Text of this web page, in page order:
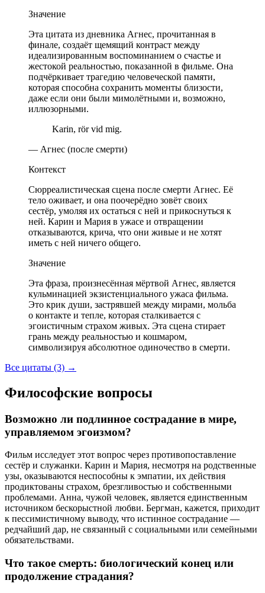
Значение
Эта цитата из дневника Агнес, прочитанная в
финале, создаёт щемящий контраст между
идеализированным воспоминанием о счастье и
жестокой реальностью, показанной в фильме. Она
подчёркивает трагедию человеческой памяти,
которая способна сохранить моменты близости,
даже если они были мимолётными и, возможно,
иллюзорными.
Karin, rör vid mig.
— Агнес (после смерти)
Контекст
Сюрреалистическая сцена после смерти Агнес. Её
тело оживает, и она поочерёдно зовёт своих
сестёр, умоляя их остаться с ней и прикоснуться к
ней. Карин и Мария в ужасе и отвращении
отказываются, крича, что они живые и не хотят
иметь с ней ничего общего.
Значение
Эта фраза, произнесённая мёртвой Агнес, является
кульминацией экзистенциального ужаса фильма.
Это крик души, застрявшей между мирами, мольба
о контакте и тепле, которая сталкивается с
эгоистичным страхом живых. Эта сцена стирает
грань между реальностью и кошмаром,
символизируя абсолютное одиночество в смерти.
Все цитаты (3) →
Философские вопросы
Возможно ли подлинное сострадание в мире,
управляемом эгоизмом?
Фильм исследует этот вопрос через противопоставление
сестёр и служанки. Карин и Мария, несмотря на родственные
узы, оказываются неспособны к эмпатии, их действия
продиктованы страхом, брезгливостью и собственными
проблемами. Анна, чужой человек, является единственным
источником бескорыстной любви. Бергман, кажется, приходит
к пессимистичному выводу, что истинное сострадание —
редчайший дар, не связанный с социальными или семейными
обязательствами.
Что такое смерть: биологический конец или
продолжение страдания?